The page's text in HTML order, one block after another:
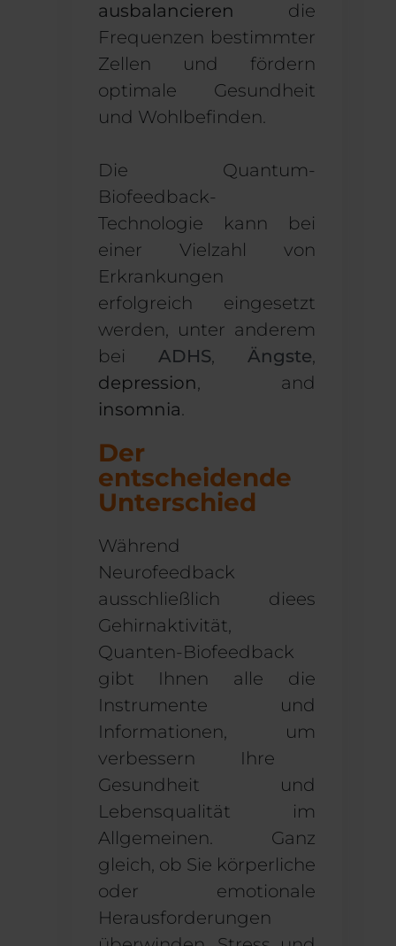
ausbalancieren die
Frequenzen bestimmter
Zellen und fördern
optimale Gesundheit
und Wohlbefinden.
Die Quantum-
Biofeedback-
Technologie kann bei
einer Vielzahl von
Erkrankungen
erfolgreich eingesetzt
werden, unter anderem
bei ADHS, Ängste,
depression, and
insomnia.
Der
entscheidende
Unterschied
Während
Neurofeedback
ausschließlich diees
Gehirnaktivität,
Quanten-Biofeedback
gibt Ihnen alle die
Instrumente und
Informationen, um
verbessern Ihre
Gesundheit und
Lebensqualität im
Allgemeinen. Ganz
gleich, ob Sie körperliche
oder emotionale
Herausforderungen